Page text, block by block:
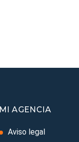
MI AGENCIA
Aviso legal